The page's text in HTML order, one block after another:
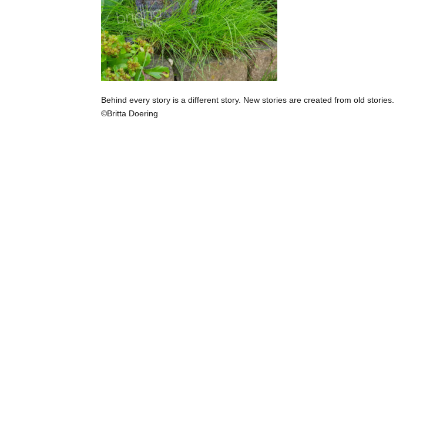
Behind every story is a different story. New stories are created from old stories.
©Britta Doering